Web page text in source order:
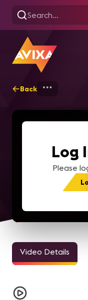
Back
Log
Please
Video Details